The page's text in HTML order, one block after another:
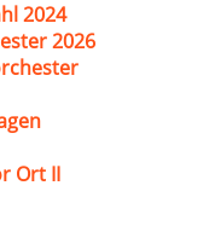
2024
2026
Ort II